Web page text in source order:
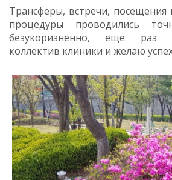
Трансферы, встречи, посещения
процедуры проводились
безукоризненно, еще раз
коллектив клиники и желаю